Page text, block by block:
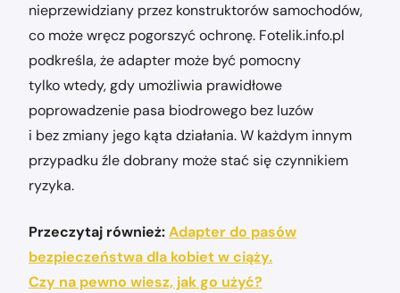
nieprzewidziany przez konstruktorów samochodów,
co może wręcz pogorszyć ochronę. Fotelik.info.pl
podkreśla, że adapter może być pomocny
tylko wtedy, gdy umożliwia prawidłowe
poprowadzenie pasa biodrowego bez luzów
i bez zmiany jego kąta działania. W każdym innym
przypadku źle dobrany może stać się czynnikiem
ryzyka.
Przeczytaj również:Adapter do pasów
bezpieczeństwa dla kobiet w ciąży.
Czy na pewno wiesz, jak go użyć?